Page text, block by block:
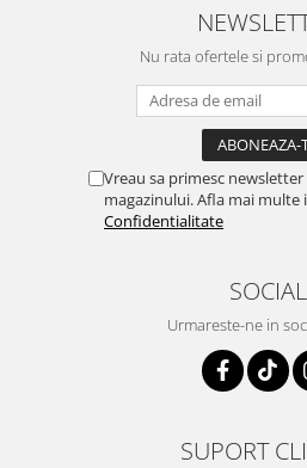
Nu rata ofertele si
Vreau sa primesc
magazinului. Afla mai multe
Confidentialitate
SOCIAL
Urmareste-ne in
SUPORT